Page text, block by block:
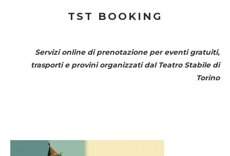
TST BOOKING
Servizi online di prenotazione per eventi gratuiti,
trasporti e provini organizzati dal Teatro Stabile di
Torino